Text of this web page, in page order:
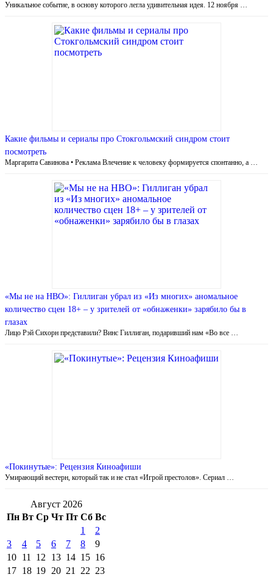
Уникальное событие, в основу которого легла удивительная идея. 12 ноября …
Какие фильмы и сериалы про Стокгольмский синдром стоит
посмотреть
Маргарита Савинова • Реклама Влечение к человеку формируется спонтанно, а …
«Мы не на НВО»: Гиллиган убрал из «Из многих» аномальное
количество сцен 18+ – у зрителей от «обнаженки» зарябило бы в
глазах
Лицо Рэй Сихорн представили? Винс Гиллиган, подаривший нам «Во все …
«Покинутые»: Рецензия Киноафиши
Умирающий вестерн, который так и не стал «Игрой престолов». Сериал …
Август 2026
Пн Вт Ср Чт Пт Сб Вс
1
2
3
4 5 6 7 8
9
10 11 12 13 14 15 16
17 18 19 20 21 22 23